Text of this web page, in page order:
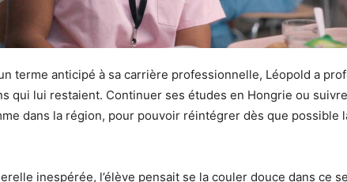
terme anticipé à sa carrière professionnelle, Léopold a
qui lui restaient. Continuer ses études en Hongrie ou
dans la région, pour pouvoir réintégrer dès que possible
inespérée, l’élève pensait se la couler douce dans ce